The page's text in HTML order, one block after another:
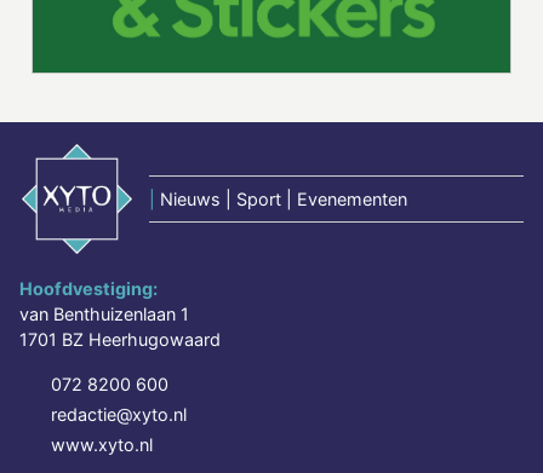
Nieuws | Sport | Evenementen
Hoofdvestiging:
van Benthuizenlaan 1
1701 BZ Heerhugowaard
072 8200 600
redactie@xyto.nl
www.xyto.nl